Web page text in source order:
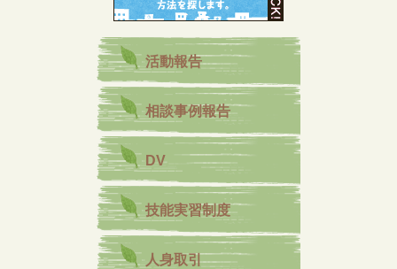
活動報告
相談事例報告
DV
技能実習制度
人身取引